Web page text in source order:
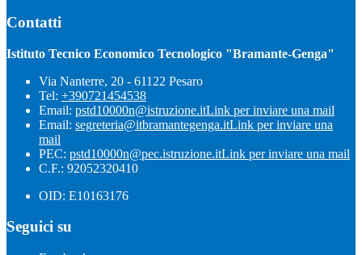
Contatti
Istituto Tecnico Economico Tecnologico "Bramante-Genga"
Via Nanterre, 20 - 61122 Pesaro
Tel: +390721454538
Email: pstd10000n@istruzione.itLink per inviare una mail
Email: segreteria@itbramantegenga.itLink per inviare una
mail
PEC: pstd10000n@pec.istruzione.itLink per inviare una mail
C.F.: 92052320410
OID: E10163176
Seguici su